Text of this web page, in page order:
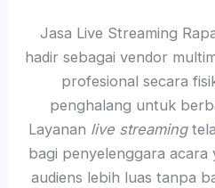
Jasa Live Streaming
hadir sebagai vendor
profesional secara
penghalang untuk
Layanan live streaming
bagi penyelenggara acara
audiens lebih luas tanpa